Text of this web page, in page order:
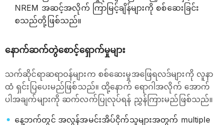
NREM အဆင့်အလိုက် ကြာမြင့်ချိန်များကို စစ်ဆေးခြင်း
စသည်တို့ဖြစ်သည်။
နောက်ဆက်တွဲစောင့်ရှောက်မှုများ
သက်ဆိုင်ရာဆရာဝန်များက စစ်ဆေးမှုအဖြေရလဒ်များကို လူနာ
ထံ ရှင်းပြပေးမည်ဖြစ်သည်။ ထို့နောက် ရောဂါအလိုက် အောက်
ပါအချက်များကို ဆက်လက်ပြုလုပ်ရန် ညွှန်ကြားမည်ဖြစ်သည်။
နေ့ဘက်တွင် အလွန်အမင်းအိပ်ငိုက်သူများအတွက် multiple